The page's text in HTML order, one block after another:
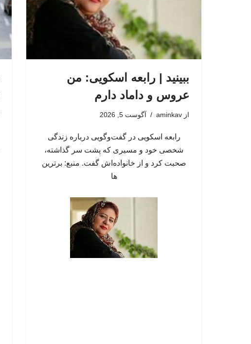
ببینید | رابعه اسکویی: من
عروس و داماد دارم
از aminkav آگوست 5, 2026
رابعه اسکویی در گفت‌وگویی درباره زندگی
شخصی خود و مسیری که پشت سر گذاشته،
صحبت کرد و از خانواده‌اش گفت. منبع: برترین
ها